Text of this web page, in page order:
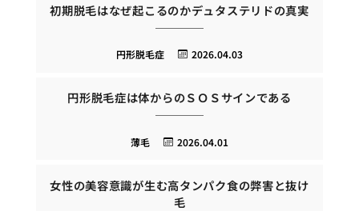
初期脱毛はなぜ起こるのかデュタステリドの真実
2026.04.03
円形脱毛症
円形脱毛症は体からのＳＯＳサインである
2026.04.01
薄毛
女性の美容意識が生む高タンパク食の弊害と抜け
毛